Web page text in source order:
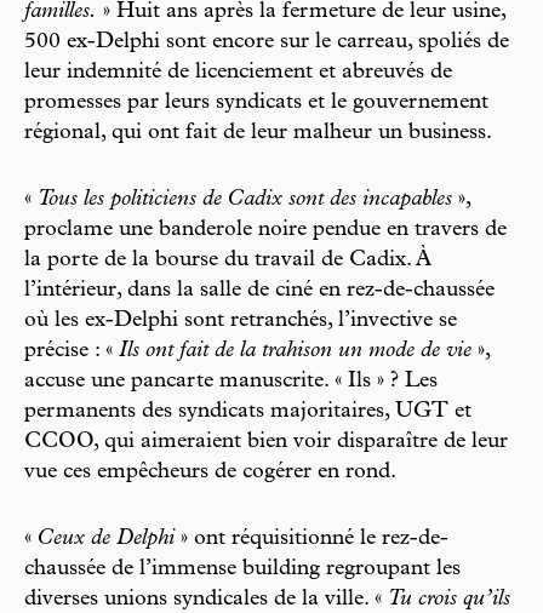
familles. » Huit ans après la fermeture de leur usine,
500 ex-Delphi sont encore sur le carreau, spoliés de
leur indemnité de licenciement et abreuvés de
promesses par leurs syndicats et le gouvernement
régional, qui ont fait de leur malheur un business.
« Tous les politiciens de Cadix sont des incapables »,
proclame une banderole noire pendue en travers de
la porte de la bourse du travail de Cadix. À
l’intérieur, dans la salle de ciné en rez-de-chaussée
où les ex-Delphi sont retranchés, l’invective se
précise : « Ils ont fait de la trahison un mode de vie »,
accuse une pancarte manuscrite. « Ils » ? Les
permanents des syndicats majoritaires, UGT et
CCOO, qui aimeraient bien voir disparaître de leur
vue ces empêcheurs de cogérer en rond.
« Ceux de Delphi » ont réquisitionné le rez-de-
chaussée de l’immense building regroupant les
diverses unions syndicales de la ville. « Tu crois qu’ils